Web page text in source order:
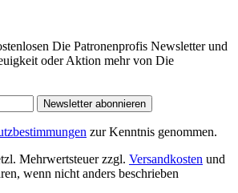
Die Patronenprofis Newsletter und
oder Aktion mehr von Die
Newsletter abonnieren
zur Kenntnis genommen.
Mehrwertsteuer zzgl. Versandkosten und
wenn nicht anders beschrieben